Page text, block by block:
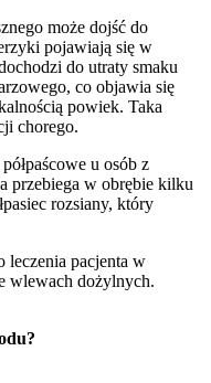
może dojść do
pojawiają się w
do utraty smaku
co objawia się
powiek. Taka
chorego.
u osób z
przebiega w obrębie kilku
rozsiany, który
leczenia pacjenta w
wlewach dożylnych.